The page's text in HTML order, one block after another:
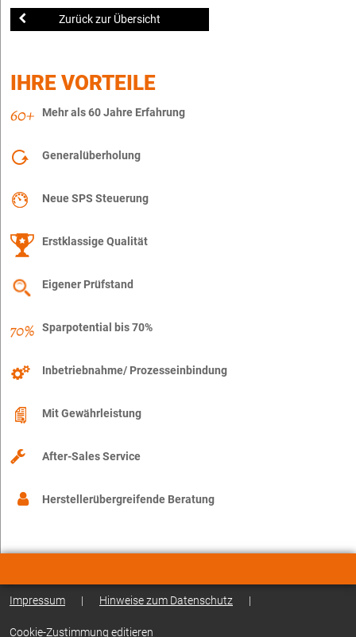
Zurück zur Übersicht
IHRE VORTEILE
Mehr als 60 Jahre Erfahrung
Generalüberholung
Neue SPS Steuerung
Erstklassige Qualität
Eigener Prüfstand
Sparpotential bis 70%
Inbetriebnahme/ Prozesseinbindung
Mit Gewährleistung
After-Sales Service
Herstellerübergreifende Beratung
Impressum | Hinweise zum Datenschutz |
Cookie-Zustimmung editieren